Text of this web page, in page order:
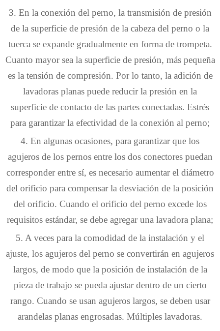
3. En la conexión del perno, la transmisión de presión
de la superficie de presión de la cabeza del perno o la
tuerca se expande gradualmente en forma de trompeta.
Cuanto mayor sea la superficie de presión, más pequeña
es la tensión de compresión. Por lo tanto, la adición de
lavadoras planas puede reducir la presión en la
superficie de contacto de las partes conectadas. Estrés
para garantizar la efectividad de la conexión al perno;
4. En algunas ocasiones, para garantizar que los
agujeros de los pernos entre los dos conectores puedan
corresponder entre sí, es necesario aumentar el diámetro
del orificio para compensar la desviación de la posición
del orificio. Cuando el orificio del perno excede los
requisitos estándar, se debe agregar una lavadora plana;
5. A veces para la comodidad de la instalación y el
ajuste, los agujeros del perno se convertirán en agujeros
largos, de modo que la posición de instalación de la
pieza de trabajo se pueda ajustar dentro de un cierto
rango. Cuando se usan agujeros largos, se deben usar
arandelas planas engrosadas. Múltiples lavadoras.